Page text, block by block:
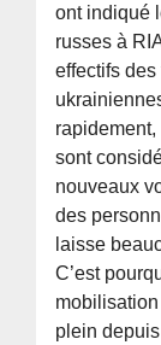
ont indiqué
russes à
effectifs
rapidement,
sont
nouveaux
des
laisse
C’est
plein